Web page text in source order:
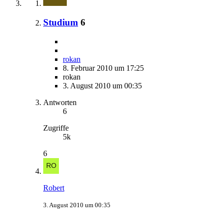
Studium 6
rokan
8. Februar 2010 um 17:25
rokan
3. August 2010 um 00:35
Antworten
6
Zugriffe
5k
6
Robert
3. August 2010 um 00:35